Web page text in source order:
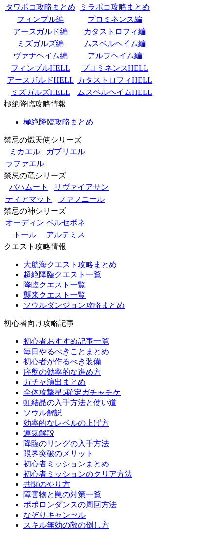
タワポコ攻略まとめ
ミラポコ攻略まとめ
フィンブル編
プロミネンス編
アースガルド編
カタストロフィ編
ミズガルズ編
ムスペルヘイム編
ヴァナヘイム編
アルフヘイム編
フィンブルHELL
プロミネンスHELL
アースガルドHELL カタストロフィHELL
ミズガルズHELL
ムスペルヘイムHELL
極絶降臨攻略情報
極絶降臨攻略まとめ
禁忌の熾天使シリーズ
ミカエル
ガブリエル
ラファエル
禁忌の竜シリーズ
バハムート
リヴァイアサン
ティアマット
ファフニール
禁忌の神シリーズ
オーディン ペルセポネ
トール
アルテミス
クエスト攻略情報
大航海クエスト攻略まとめ
超絶降臨クエスト一覧
降臨クエスト一覧
襲来クエスト一覧
ソウルダンジョン攻略まとめ
初心者向け攻略記事
初心者おすすめ記事一覧
毎日やるべきことまとめ
初心者が作るべき装備
序盤の効率的な進め方
ガチャ演出まとめ
全体攻撃星5確定ガチャチケ
虹結晶の入手方法と使い道
ソウル解説
効率的なレベルの上げ方
運気解説
降臨のリングの入手方法
限界突破のメリット
初心者ミッションまとめ
初心者ミッションのクリア方法
共闘のやり方
障害物と罠の対策一覧
ポポロンダンスの周回方法
なぞりキャンセル
スキル無効の敵の倒し方